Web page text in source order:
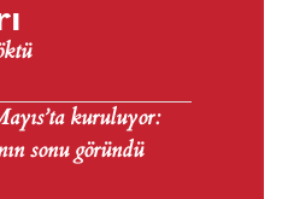
kuruluyor:
sonu göründü